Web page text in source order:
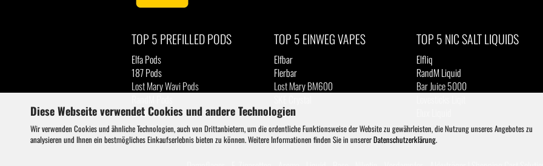
Diese Webseite verwendet Cookies und andere Technologien
Wir verwenden Cookies und ähnliche Technologien, auch von Drittanbietern, um die ordentliche Funktionsweise der Website zu gewährleisten, die Nutzung unseres Angebotes zu
analysieren und Ihnen ein bestmögliches Einkaufserlebnis bieten zu können. Weitere Informationen finden Sie in unsererDatenschutzerklärung.
TOP 5 PREFILLED PODS
Elfa Pods
187 Pods
Lost Mary Wavi Pods
Luva Pods
TOP 5 EINWEG VAPES
Elfbar
Flerbar
Lost Mary BM600
IVG
TOP 5 NIC SALT LIQUIDS
Elfliq
RandM Liquid
Bar Juice 5000